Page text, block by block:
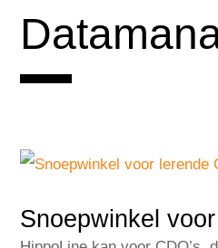
Snoepwinkel